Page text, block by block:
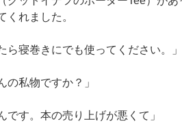
くれました。
ら寝巻きにでも使ってください。」
の私物ですか？」
です。本の売り上げが悪くて」